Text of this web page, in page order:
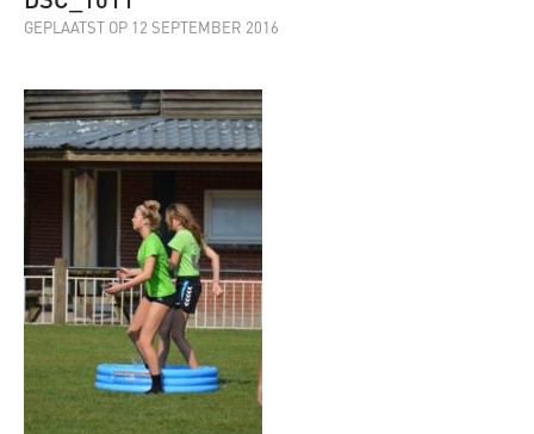
GEPLAATST OP 12 SEPTEMBER 2016